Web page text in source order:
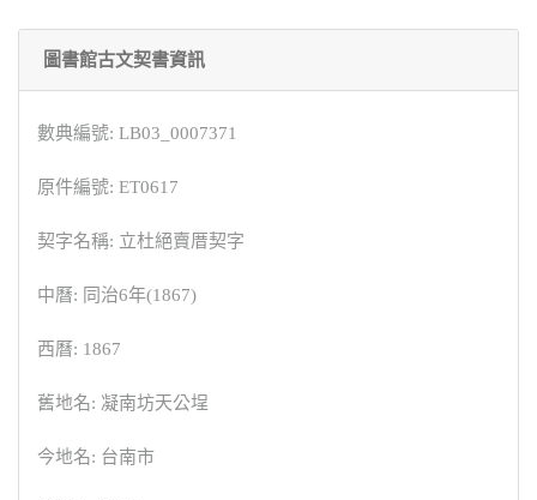
圖書館古文契書資訊
數典編號: LB03_0007371
原件編號: ET0617
契字名稱: 立杜絕賣厝契字
中曆: 同治6年(1867)
西曆: 1867
舊地名: 凝南坊天公埕
今地名: 台南市